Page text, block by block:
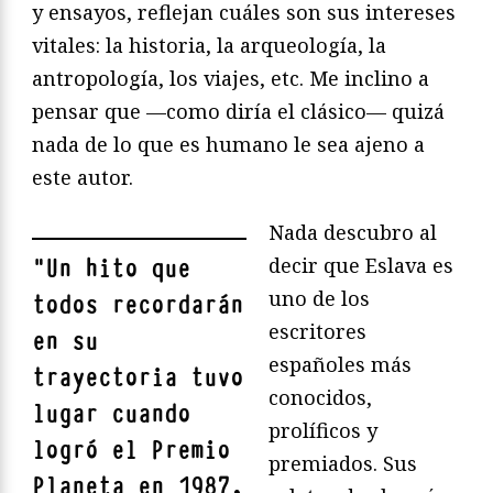
y ensayos, reflejan cuáles son sus intereses
vitales: la historia, la arqueología, la
antropología, los viajes, etc. Me inclino a
pensar que —como diría el clásico— quizá
nada de lo que es humano le sea ajeno a
este autor.
"Un hito que
todos recordarán
en su
trayectoria tuvo
lugar cuando
logró el Premio
Nada descubro al
decir que Eslava es
uno de los
escritores
españoles más
conocidos,
prolíficos y
premiados. Sus